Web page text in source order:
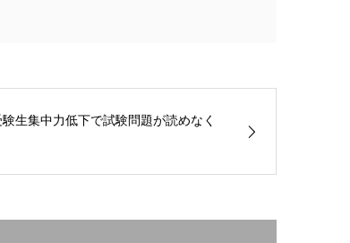
生集中力低下で試験問題が読めなく